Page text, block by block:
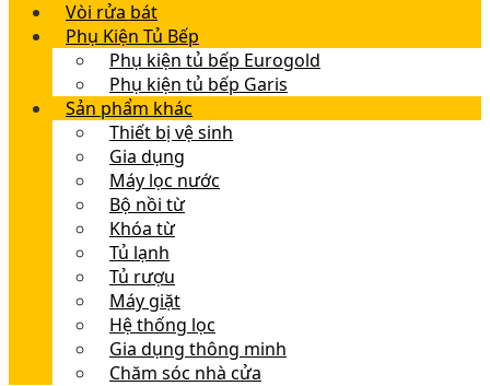
Vòi rửa bát
Phụ Kiện Tủ Bếp
Phụ kiện tủ bếp Eurogold
Phụ kiện tủ bếp Garis
Sản phẩm khác
Thiết bị vệ sinh
Gia dụng
Máy lọc nước
Bộ nồi từ
Khóa từ
Tủ lạnh
Tủ rượu
Máy giặt
Hệ thống lọc
Gia dụng thông minh
Chăm sóc nhà cửa